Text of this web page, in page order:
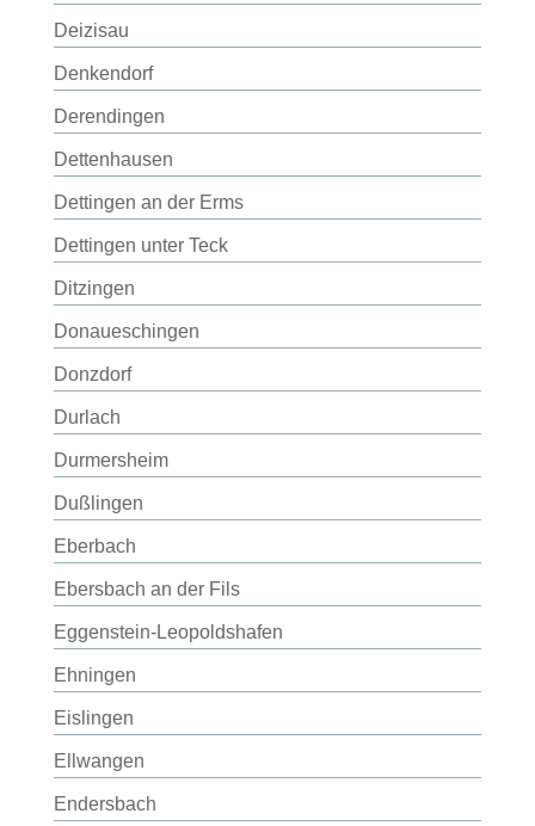
Deizisau
Denkendorf
Derendingen
Dettenhausen
Dettingen an der Erms
Dettingen unter Teck
Ditzingen
Donaueschingen
Donzdorf
Durlach
Durmersheim
Dußlingen
Eberbach
Ebersbach an der Fils
Eggenstein-Leopoldshafen
Ehningen
Eislingen
Ellwangen
Endersbach